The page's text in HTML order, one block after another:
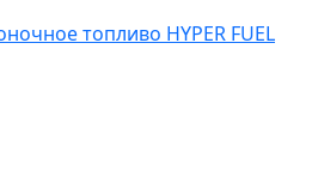
топливо HYPER FUEL